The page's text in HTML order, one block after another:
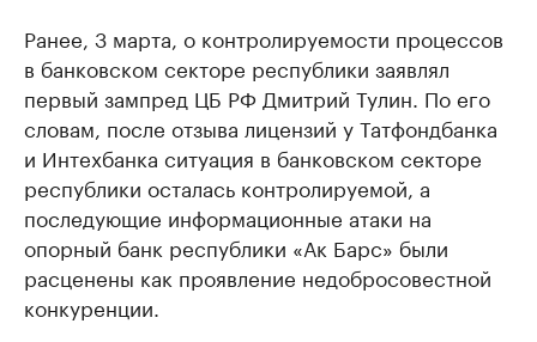
Ранее, 3 марта, о контролируемости процессов
в банковском секторе республики заявлял
первый зампред ЦБ РФ Дмитрий Тулин. По его
словам, после отзыва лицензий у Татфондбанка
и Интехбанка ситуация в банковском секторе
республики осталась контролируемой, а
последующие информационные атаки на
опорный банк республики «Ак Барс» были
расценены как проявление недобросовестной
конкуренции.